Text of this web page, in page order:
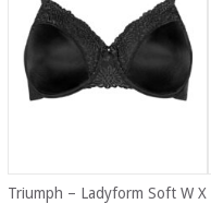
Triumph – Ladyform Soft W X